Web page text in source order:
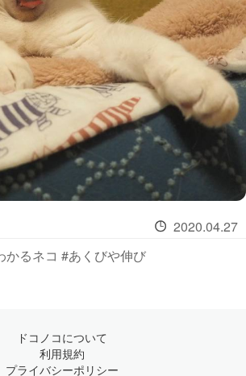
2020.04.27
かるネコ #あくびや伸び
ドコノコについて
利用規約
プライバシーポリシー